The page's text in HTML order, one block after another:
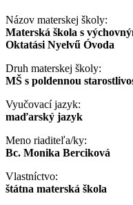
Názov materskej školy:
Materská škola s
Oktatási Nyelvű Óvoda
Druh materskej školy:
MŠ s poldennou
Vyučovací jazyk:
maďarský jazyk
Meno riaditeľa/ky:
Bc. Monika Berciková
Vlastníctvo:
štátna materská škola